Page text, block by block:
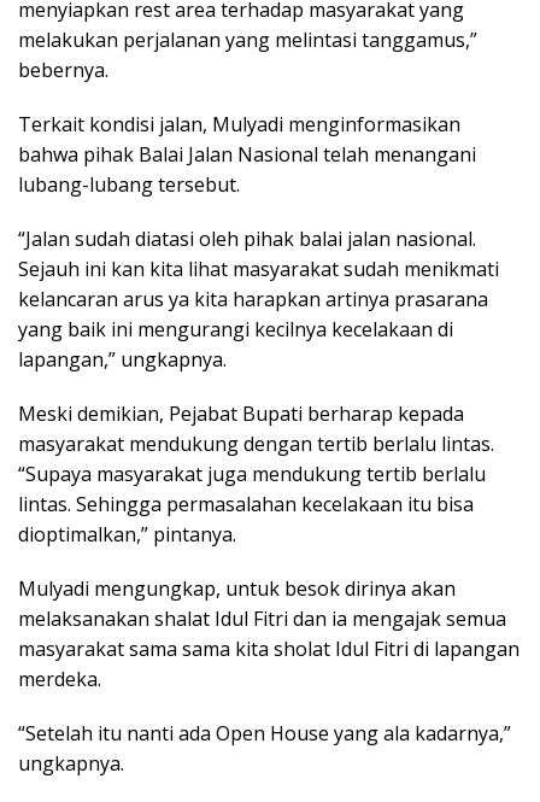
menyiapkan rest area terhadap masyarakat yang
melakukan perjalanan yang melintasi tanggamus,”
bebernya.
Terkait kondisi jalan, Mulyadi menginformasikan
bahwa pihak Balai Jalan Nasional telah menangani
lubang-lubang tersebut.
“Jalan sudah diatasi oleh pihak balai jalan nasional.
Sejauh ini kan kita lihat masyarakat sudah menikmati
kelancaran arus ya kita harapkan artinya prasarana
yang baik ini mengurangi kecilnya kecelakaan di
lapangan,” ungkapnya.
Meski demikian, Pejabat Bupati berharap kepada
masyarakat mendukung dengan tertib berlalu lintas.
“Supaya masyarakat juga mendukung tertib berlalu
lintas. Sehingga permasalahan kecelakaan itu bisa
dioptimalkan,” pintanya.
Mulyadi mengungkap, untuk besok dirinya akan
melaksanakan shalat Idul Fitri dan ia mengajak semua
masyarakat sama sama kita sholat Idul Fitri di lapangan
merdeka.
“Setelah itu nanti ada Open House yang ala kadarnya,”
ungkapnya.